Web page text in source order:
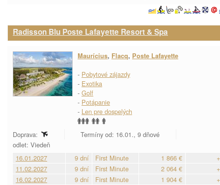
Radisson Blu Poste Lafayette Resort & Spa
Maurícius, Flacq, Poste Lafayette
- Pobytové zájazdy
- Exotika
- Golf
- Potápanie
- Len pre dospelých
Doprava:
Termíny od: 16.01., 9 dňové
odlet: Viedeň
16.01.2027
9 dní First Minute 1 866 €
11.02.2027
9 dní First Minute 2 064 €
16.02.2027
9 dní First Minute 1 904 €